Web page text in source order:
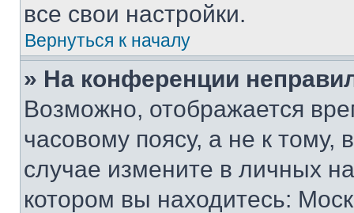
все свои настройки.
Вернуться к началу
» На конференции
Возможно, отображается
часовому поясу, а не к тому,
случае измените в личных
котором вы находитесь: